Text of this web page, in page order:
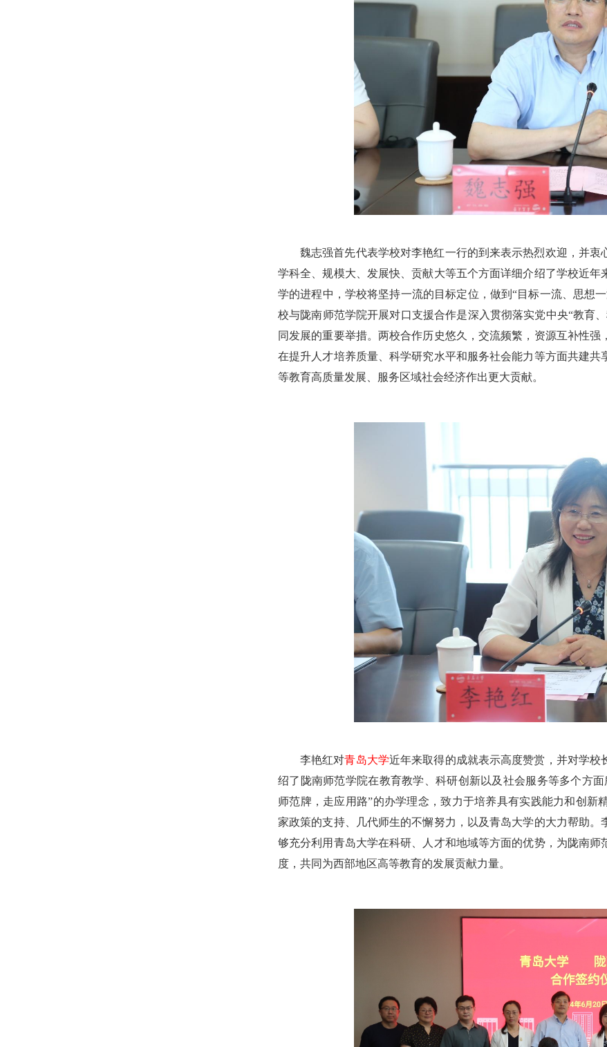
魏志强首先代表学校对李艳红一行的到来表示热烈欢迎，并衷
学科全、规模大、发展快、贡献大等五个方面详细介绍了学校近
学的进程中，学校将坚持一流的目标定位，做到“目标一流、思想
校与陇南师范学院开展对口支援合作是深入贯彻落实党中央“教育
同发展的重要举措。两校合作历史悠久，交流频繁，资源互补性
在提升人才培养质量、科学研究水平和服务社会能力等方面共建
等教育高质量发展、服务区域社会经济作出更大贡献。
李艳红对青岛大学近年来取得的成就表示高度赞赏，并对学
绍了陇南师范学院在教育教学、科研创新以及社会服务等多个方
师范牌，走应用路”的办学理念，致力于培养具有实践能力和创新
家政策的支持、几代师生的不懈努力，以及青岛大学的大力帮助
够充分利用青岛大学在科研、人才和地域等方面的优势，为陇南
度，共同为西部地区高等教育的发展贡献力量。